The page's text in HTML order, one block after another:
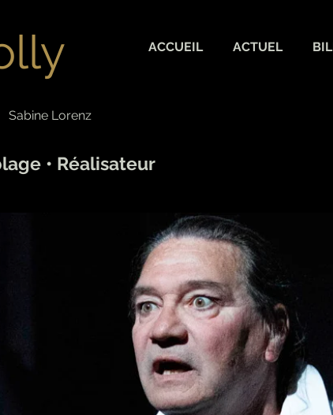
Sabine Lorenz
ACCUEIL ACTUEL
• Réalisateur